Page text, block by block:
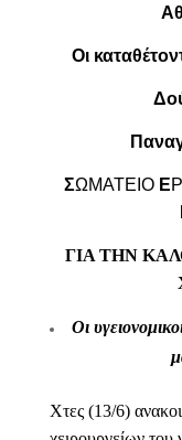
Οι
ΣΩΜΑΤΕΙΟ Ε
ΓΙΑ ΤΗΝ
Οι
Χτες (13/6)